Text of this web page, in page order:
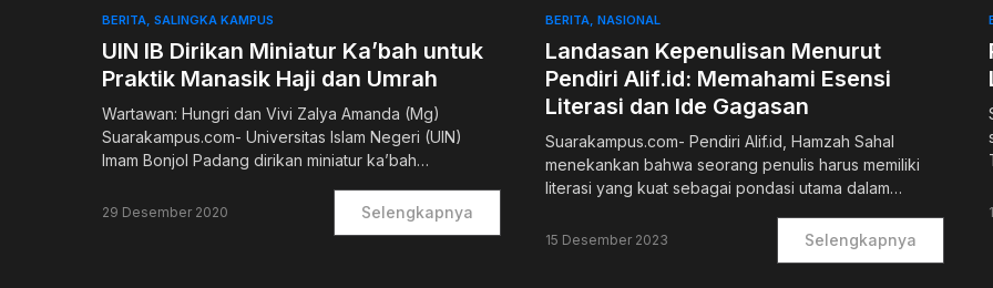
BERITA SALINGKA KAMPUS
UIN IB Dirikan Miniatur Ka’bah untuk
Praktik Manasik Haji dan Umrah
Wartawan: Hungri dan Vivi Zalya Amanda (Mg)
Suarakampus.com- Universitas Islam Negeri (UIN)
Imam Bonjol Padang dirikan miniatur ka’bah…
29 Desember 2020 Selengkapnya
BERITA NASIONAL
Landasan Kepenulisan Menurut
Pendiri Alif.id: Memahami Esensi
Literasi dan Ide Gagasan
Suarakampus.com- Pendiri Alif.id, Hamzah Sahal
menekankan bahwa seorang penulis harus memiliki
literasi yang kuat sebagai pondasi utama dalam…
15 Desember 2023 Selengkapnya